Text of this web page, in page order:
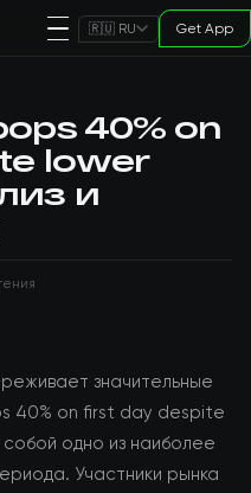
🇷🇺 RU Get App
40% on
lower
и
значительные
40% on first day despite
одно из наиболее
Участники рынка